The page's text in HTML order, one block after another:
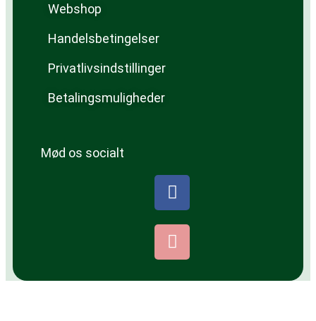
Webshop
Handelsbetingelser
Privatlivsindstillinger
Betalingsmuligheder
Mød os socialt